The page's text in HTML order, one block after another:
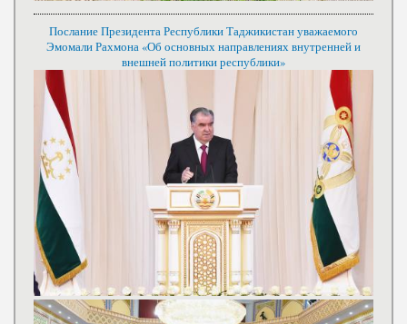
Послание Президента Республики Таджикистан уважаемого
Эмомали Рахмона «Об основных направлениях внутренней и
внешней политики республики»